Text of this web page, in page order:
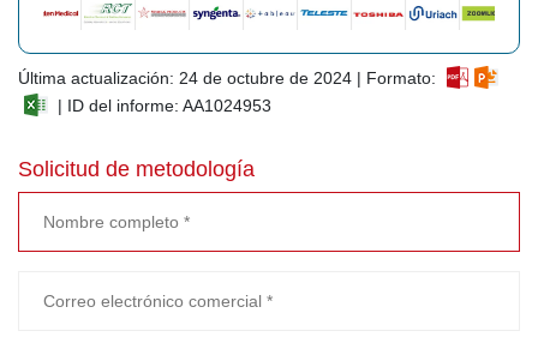
Última actualización: 24 de octubre de 2024 | Formato:
| ID del informe: AA1024953
Solicitud de metodología